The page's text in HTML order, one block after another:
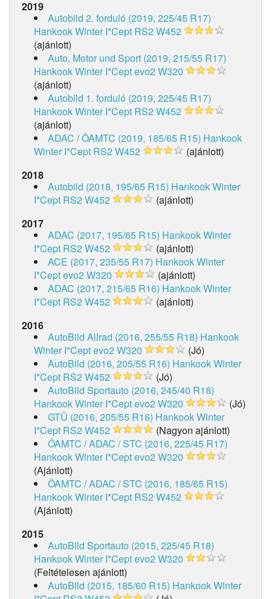
2019
Autobild 2. forduló (2019, 225/45 R17)
Hankook Winter I*Cept RS2 W452
(ajánlott)
Auto, Motor und Sport (2019, 215/55 R17)
Hankook Winter I*Cept evo2 W320
(ajánlott)
Autobild 1. forduló (2019, 225/45 R17)
Hankook Winter I*Cept RS2 W452
(ajánlott)
ADAC / ÖAMTC (2019, 185/65 R15) Hankook
Winter I*Cept RS2 W452
(ajánlott)
2018
Autobild (2018, 195/65 R15) Hankook Winter
I*Cept RS2 W452
(ajánlott)
2017
ADAC (2017, 195/65 R15) Hankook Winter
I*Cept RS2 W452
(ajánlott)
ACE (2017, 235/55 R17) Hankook Winter
I*Cept evo2 W320
(ajánlott)
ADAC (2017, 215/65 R16) Hankook Winter
I*Cept RS2 W452
(ajánlott)
2016
AutoBild Allrad (2016, 255/55 R18) Hankook
Winter I*Cept evo2 W320
(Jó)
AutoBild (2016, 205/55 R16) Hankook Winter
I*Cept RS2 W452
(Jó)
AutoBild Sportauto (2016, 245/40 R18)
Hankook Winter I*Cept evo2 W320
(Jó)
GTÜ (2016, 205/55 R16) Hankook Winter
I*Cept RS2 W452
(Nagyon ajánlott)
ÖAMTC / ADAC / STC (2016, 225/45 R17)
Hankook Winter I*Cept evo2 W320
(Ajánlott)
ÖAMTC / ADAC / STC (2016, 185/65 R15)
Hankook Winter I*Cept RS2 W452
(Ajánlott)
2015
AutoBild Sportauto (2015, 225/45 R18)
Hankook Winter I*Cept evo2 W320
(Feltételesen ajánlott)
AutoBild (2015, 185/60 R15) Hankook Winter